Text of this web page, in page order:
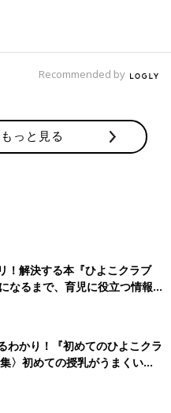
金額的にも犬自身にも飼い主
を付けっ放しで電気代はキツ
が維持できるなら安いものだ
トホテルがあるから大丈夫。
族の誰かが率先して早く帰る
ペットを飼っている人たち
っていると、できる限り早く
をがまんするようになると
Recommended by
っと見る
！解決する本『ひよこクラブ
るまで、育児に役立つ情報が
わかり！『初めてのひよこクラ
〉初めての授乳がうまくい
の基本と夏のトラブル 解決テ